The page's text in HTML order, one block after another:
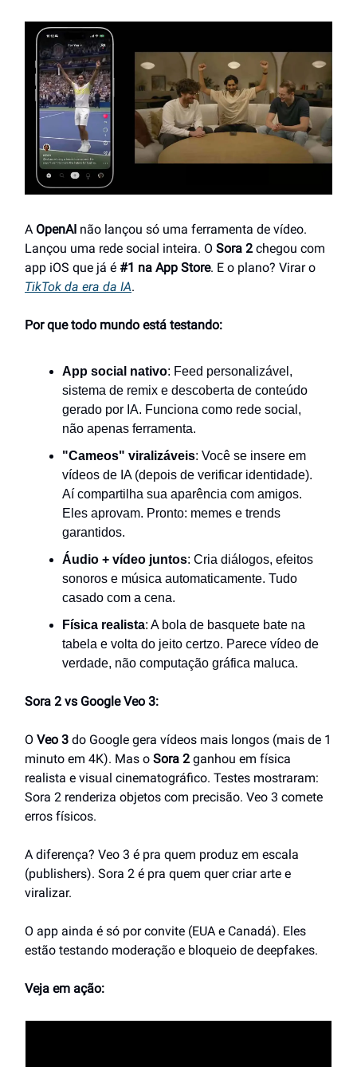
A OpenAI não lançou só uma ferramenta de vídeo.
Lançou uma rede social inteira. O Sora 2 chegou com
app iOS que já é #1 na App Store. E o plano? Virar o
TikTok da era da IA.
Por que todo mundo está testando:
App social nativo: Feed personalizável,
sistema de remix e descoberta de conteúdo
gerado por IA. Funciona como rede social,
não apenas ferramenta.
"Cameos" viralizáveis: Você se insere em
vídeos de IA (depois de verificar identidade).
Aí compartilha sua aparência com amigos.
Eles aprovam. Pronto: memes e trends
garantidos.
Áudio + vídeo juntos: Cria diálogos, efeitos
sonoros e música automaticamente. Tudo
casado com a cena.
Física realista: A bola de basquete bate na
tabela e volta do jeito certzo. Parece vídeo de
verdade, não computação gráfica maluca.
Sora 2 vs Google Veo 3:
O Veo 3 do Google gera vídeos mais longos (mais de 1
minuto em 4K). Mas o Sora 2 ganhou em física
realista e visual cinematográfico. Testes mostraram:
Sora 2 renderiza objetos com precisão. Veo 3 comete
erros físicos.
A diferença? Veo 3 é pra quem produz em escala
(publishers). Sora 2 é pra quem quer criar arte e
viralizar.
O app ainda é só por convite (EUA e Canadá). Eles
estão testando moderação e bloqueio de deepfakes.
Veja em ação: